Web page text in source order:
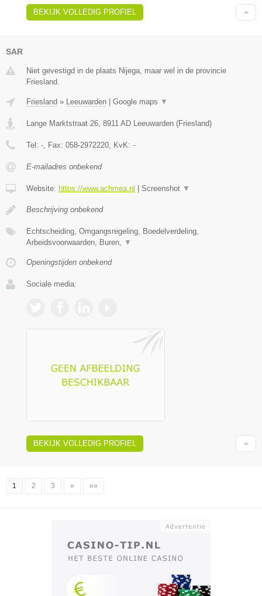
BEKIJK VOLLEDIG PROFIEL
SAR
Niet gevestigd in de plaats Nijega, maar wel in de provincie
Friesland.
Friesland » Leeuwarden Google maps ▼
Lange Marktstraat 26 8911 AD Leeuwarden (Friesland)
Tel: - , Fax: 058-2972220 , KvK: -
E-mailadres onbekend
Website: https://www.achmea.nl Screenshot ▼
Beschrijving onbekend
Echtscheiding, Omgangsregeling, Boedelverdeling,
Arbeidsvoorwaarden, Buren,
▼
Openingstijden onbekend
Sociale media:
BEKIJK VOLLEDIG PROFIEL
1 2 3 » »»